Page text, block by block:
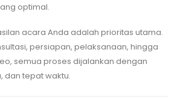
optimal.
acara Anda adalah prioritas utama.
persiapan, pelaksanaan, hingga
semua proses dijalankan dengan
dan tepat waktu.